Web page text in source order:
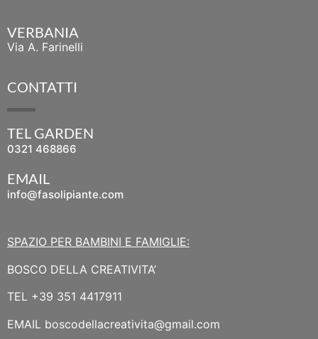
VERBANIA
Via A. Farinelli
CONTATTI
TEL GARDEN
0321 468866
EMAIL
info@fasolipiante.com
SPAZIO PER BAMBINI E FAMIGLIE:
BOSCO DELLA CREATIVITA’
TEL +39 351 4417911
EMAIL boscodellacreativita@gmail.com